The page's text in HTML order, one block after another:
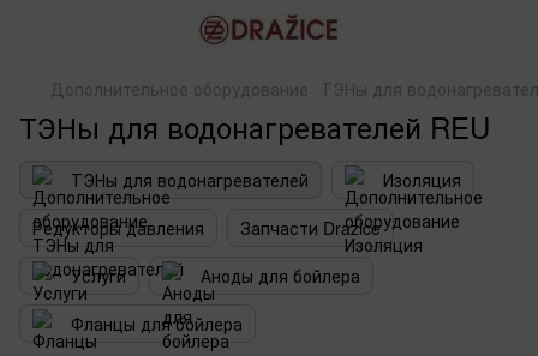
Дополнительное оборудование ТЭНы для
ТЭНы для водонагревателей REU
ТЭНы для водонагревателей
Изоляция
Редукторы давления
Запчасти Drazice
Услуги
Аноды для бойлера
Фланцы для бойлера